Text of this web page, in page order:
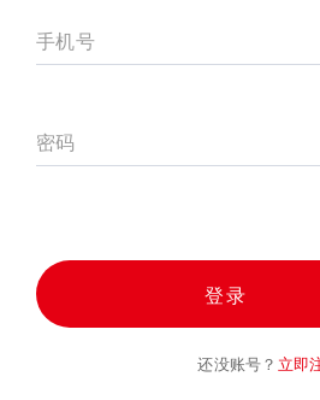
手机号
密码
登录
还没账号？ 立即